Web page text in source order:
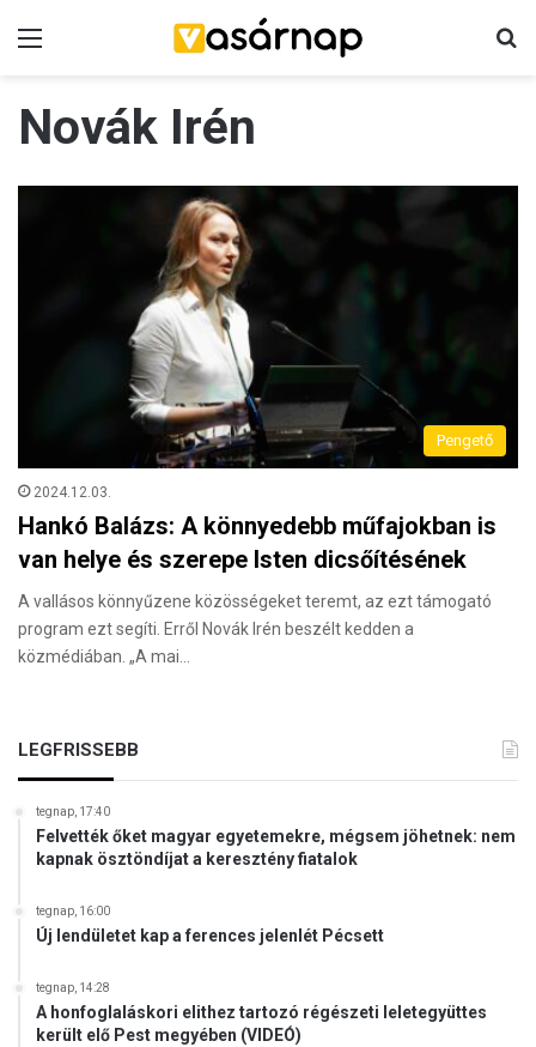
Novák Irén
Pengető
2024.12.03.
Hankó Balázs: A könnyedebb műfajokban is
van helye és szerepe Isten dicsőítésének
A vallásos könnyűzene közösségeket teremt, az ezt támogató
program ezt segíti. Erről Novák Irén beszélt kedden a
közmédiában. „A mai…
LEGFRISSEBB
tegnap, 17:40
Felvették őket magyar egyetemekre, mégsem jöhetnek: nem
kapnak ösztöndíjat a keresztény fiatalok
tegnap, 16:00
Új lendületet kap a ferences jelenlét Pécsett
tegnap, 14:28
A honfoglaláskori elithez tartozó régészeti leletegyüttes
került elő Pest megyében (VIDEÓ)